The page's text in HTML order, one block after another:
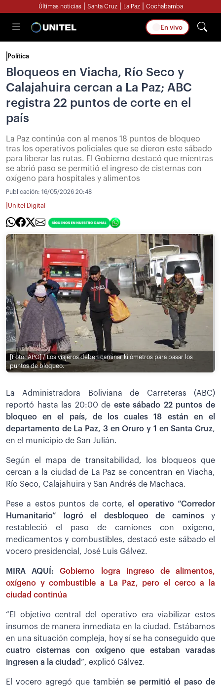
Últimas noticias Santa Cruz La Paz Cochabamba
En vivo
Política
Bloqueos en Viacha, Río Seco y
Calajahuira cercan a La Paz; ABC
registra 22 puntos de corte en el
país
La Paz continúa con al menos 18 puntos de bloqueo
tras los operativos policiales que se dieron este sábado
para liberar las rutas. El Gobierno destacó que mientras
se abrió paso se permitió el ingreso de cisternas con
oxígeno para hospitales y alimentos
Publicación: 16/05/2026 20:48
Unitel Digital
[Foto: APG] / Los viajeros deben caminar kilómetros para pasar los
puntos de bloqueo.
La Administradora Boliviana de Carreteras (ABC)
reportó hasta las 20:00 de este sábado 22 puntos de
bloqueo en el país, de los cuales 18 están en el
departamento de La Paz, 3 en Oruro y 1 en Santa Cruz,
en el municipio de San Julián.
Según el mapa de transitabilidad, los bloqueos que
cercan a la ciudad de La Paz se concentran en Viacha,
Río Seco, Calajahuira y San Andrés de Machaca.
Pese a estos puntos de corte, el operativo “Corredor
Humanitario” logró el desbloqueo de caminos y
restableció el paso de camiones con oxígeno,
medicamentos y combustibles, destacó este sábado el
vocero presidencial, José Luis Gálvez.
MIRA AQUÍ:Gobierno logra ingreso de alimentos,
oxígeno y combustible a La Paz, pero el cerco a la
ciudad continúa
“El objetivo central del operativo era viabilizar estos
insumos de manera inmediata en la ciudad. Estábamos
en una situación compleja, hoy sí se ha conseguido que
cuatro cisternas con oxígeno que estaban varadas
ingresen a la ciudad ”, explicó Gálvez.
El vocero agregó que también se permitió el paso de